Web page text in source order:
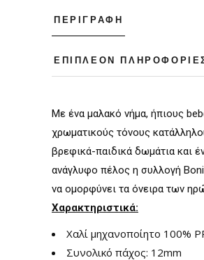
ΠΕΡΙΓΡΑΦΉ
ΕΠΙΠΛΈΟΝ
Με ένα μαλακό νήμα, ήπιους
χρωματικούς τόνους
βρεφικά-παιδικά δωμάτια και
ανάγλυφο πέλος η συλλογή
να ομορφύνει τα όνειρα των
Χαρακτηριστικά:
Χαλί μηχανοποίητο 100%
Συνολικό πάχος: 12mm